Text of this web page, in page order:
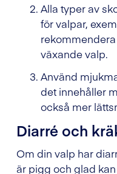
Alla typer av
för valpar,
växande valp.
Använd
det innehåller
också mer
Diarré och
Om din valp har
är pigg och glad